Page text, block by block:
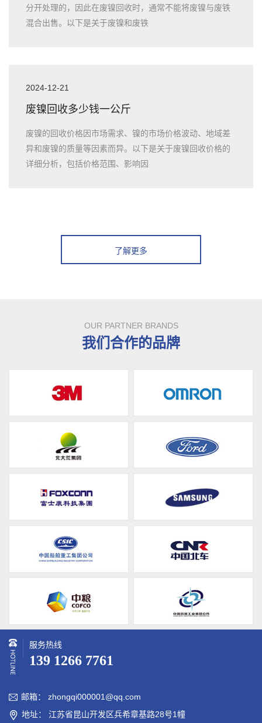
分开处理的，因此在废镍回收时，通常不能将废镍与废铁
混合出售。以下是关于废镍和废铁
2024-12-21
废镍回收多少钱一公斤
废镍的回收价格因市场需求、镍的市场价格波动、地域差
异和废镍的质量等因素而异。以下是关于废镍回收价格的
详细分析，包括价格范围、影响因
了解更多
OUR PARTNER BRANDS
我们合作的品牌
服务热线
139 1266 7761
 邮箱： zhongqi000001@qq.com
 地址： 江苏省昆山开发区兵希章基路28号1幢